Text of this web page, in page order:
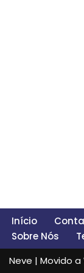
Início
Sobre Nós
Neve | Movido a